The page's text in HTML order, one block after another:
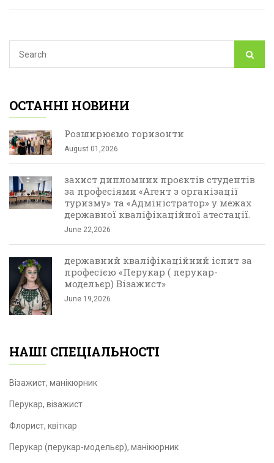
ОСТАННІ НОВИНИ
Розширюємо горизонти
August 01,2026
захист дипломних проєктів студентів
за професіями «Агент з організації
туризму» та «Адміністратор» у межах
державної кваліфікаційної атестації.
June 22,2026
державний кваліфікаційний іспит за
професією «Перукар ( перукар-
модельєр) Візажист»
June 19,2026
НАШІ СПЕЦІАЛЬНОСТІ
Візажист, манікюрник
Перукар, візажист
Флорист, квіткар
Перукар (перукар-модельєр), манікюрник